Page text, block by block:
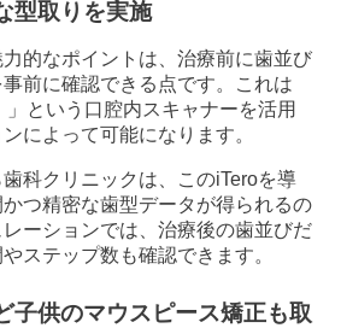
型取りを実施
的なポイントは、治療前に歯並び
前に確認できる点です。これは
」という口腔内スキャナーを活用
によって可能になります。
科クリニックは、このiTeroを導
つ精密な歯型データが得られるの
ーションでは、治療後の歯並びだ
ステップ数も確認できます。
子供のマウスピース矯正も取